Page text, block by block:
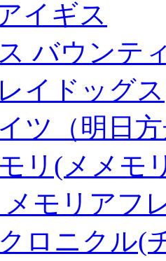
イギス
バウンテ
イドッグス
ツ（明日
リ(メメモ
モリアフ
ロニクル(